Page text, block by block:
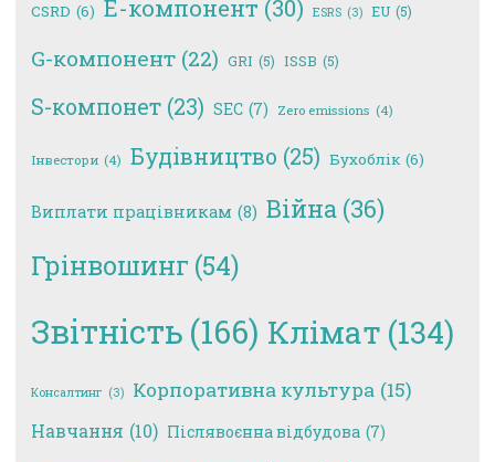
CSRD (6) E-компонент (30) ESRS (3) EU (5)
G-компонент (22) GRI (5) ISSB (5)
S-компонет (23) SEC (7) Zero emissions (4)
Інвестори (4) Будівництво (25) Бухоблік (6)
Виплати працівникам (8) Війна (36)
Грінвошинг (54)
Звітність (166) Клімат (134)
Консалтинг (3) Корпоративна культура (15)
Навчання (10) Післявоєнна відбудова (7)